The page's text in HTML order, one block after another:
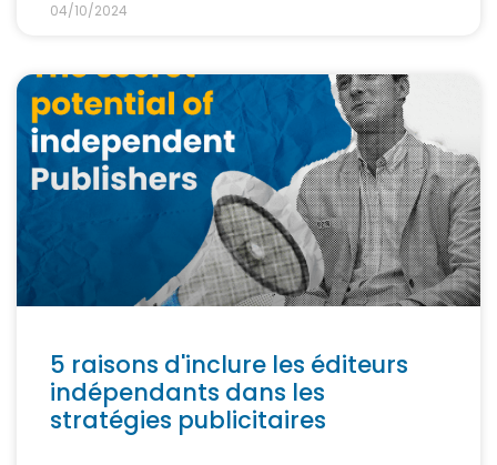
04/10/2024
5 raisons d'inclure les éditeurs
indépendants dans les
stratégies publicitaires